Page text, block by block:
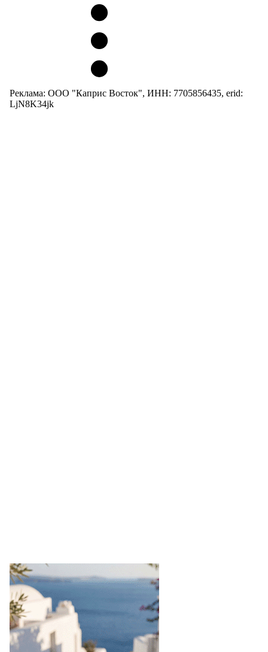
Реклама: ООО "Каприс Восток", ИНН: 7705856435, erid:
LjN8K34jk